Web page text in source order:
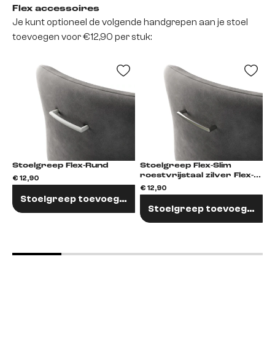
Flex accessoires
Je kunt optioneel de volgende handgrepen aan je stoel
toevoegen voor €12,90 per stuk:
Stoelgreep Flex-Rund
€ 12,90
Stoelgreep toevoegen
Stoelgreep Flex-Slim
roestvrijstaal zilver Flex-
Rund
€ 12,90
Stoelgreep toevoegen